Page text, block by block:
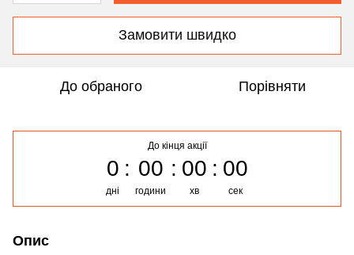
Замовити швидко
До обраного Порівняти
До кінця акції
0
дні
00
години
00
хв
00
сек
Опис